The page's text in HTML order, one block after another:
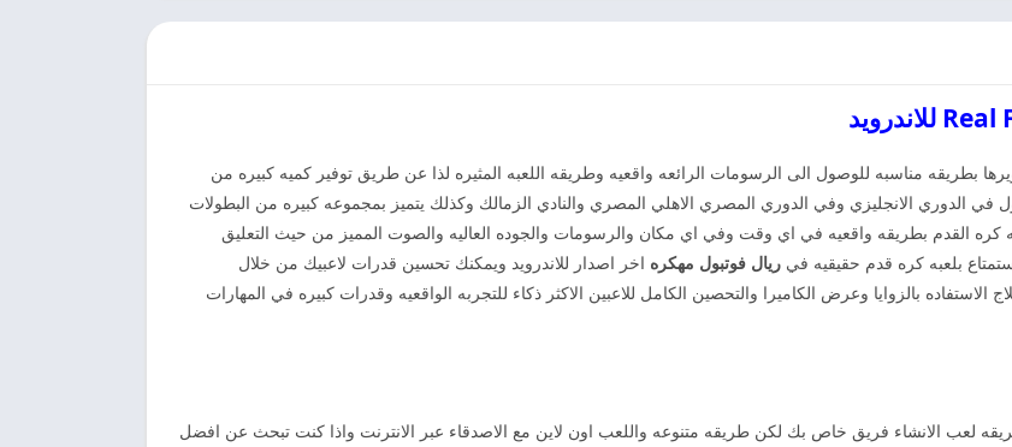
بطريقه مناسبه للوصول الى الرسومات الرائعه واقعيه وطريقه اللعبه المثيره لذا عن طريق توفير كميه كبيره من
في الدوري الانجليزي وفي الدوري المصري الاهلي المصري والنادي الزمالك وكذلك يتميز بمجموعه كبيره من البطولات
كره القدم بطريقه واقعيه في اي وقت وفي اي مكان والرسومات والجوده العاليه والصوت المميز من حيث التعليق
بلعبه كره قدم حقيقيه في ريال فوتبول مهكره اخر اصدار للاندرويد ويمكنك تحسين قدرات لاعبيك من خلال
الاستفاده بالزوايا وعرض الكاميرا والتحصين الكامل للاعبين الاكثر ذكاء للتجربه الواقعيه وقدرات كبيره في المهارات
لعب الانشاء فريق خاص بك لكن طريقه متنوعه واللعب اون لاين مع الاصدقاء عبر الانترنت واذا كنت تبحث عن افضل